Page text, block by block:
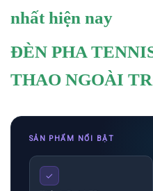
nhất hiện nay
ĐÈN PHA
THAO NGOÀI
SẢN PHẨM NỔI BẬT
✓